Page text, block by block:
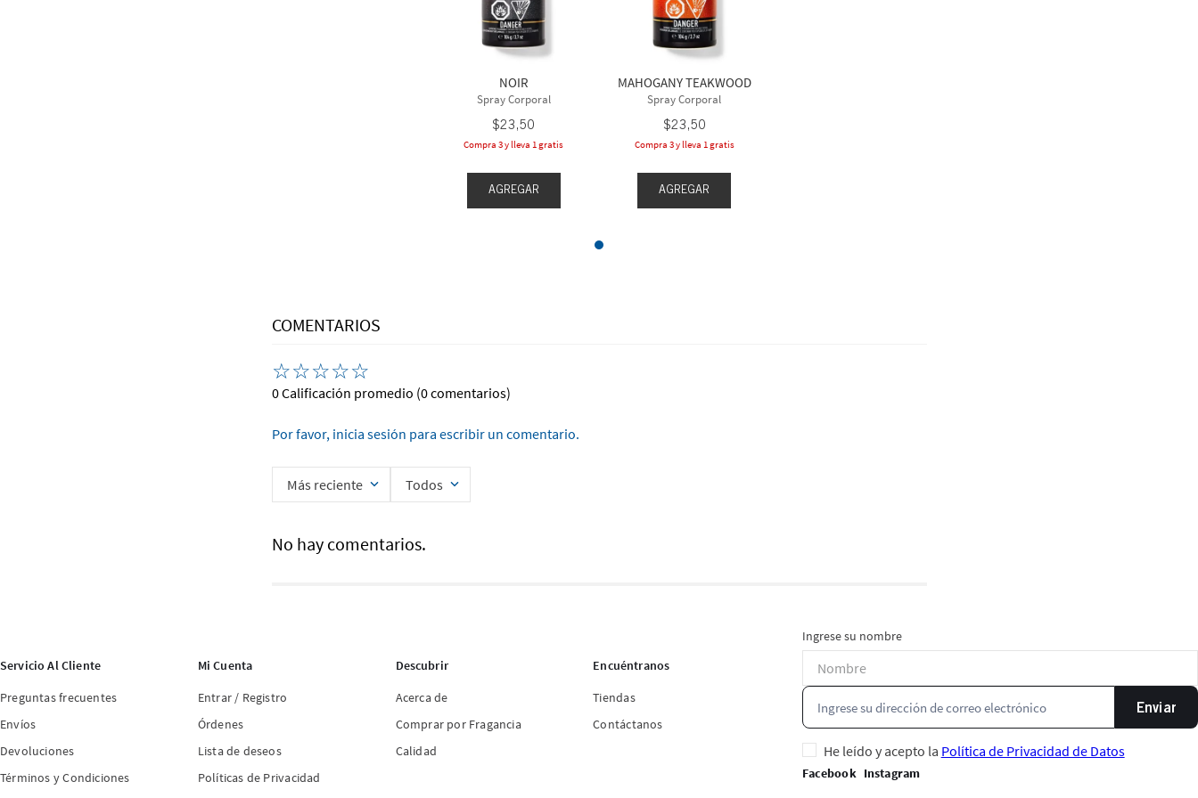
NOIR
Spray Corporal
$23,50
Compra 3 y lleva 1 gratis
AGREGAR
MAHOGANY TEAKWOOD
Spray Corporal
$23,50
Compra 3 y lleva 1 gratis
AGREGAR
COMENTARIOS
☆☆☆☆☆
0 Calificación promedio (0 comentarios)
Por favor, inicia sesión para escribir un comentario.
Más reciente Todos
No hay comentarios.
Servicio Al Cliente
Preguntas frecuentes
Envíos
Devoluciones
Términos y Condiciones
Mi Cuenta
Entrar / Registro
Órdenes
Lista de deseos
Políticas de Privacidad
Descubrir
Acerca de
Comprar por Fragancia
Calidad
Encuéntranos
Tiendas
Contáctanos
Ingrese su nombre
Enviar
He leído y acepto la Política de Privacidad de Datos